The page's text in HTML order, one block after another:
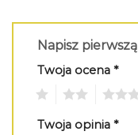
Napisz
Twoja ocena *
Twoja opinia *